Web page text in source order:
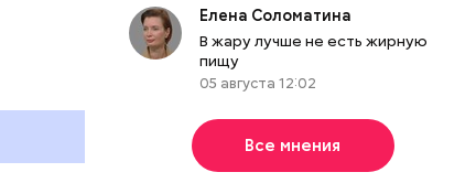
Елена Соломатина
В жару лучше не есть жирную
пищу
05 августа 12:02
Все мнения